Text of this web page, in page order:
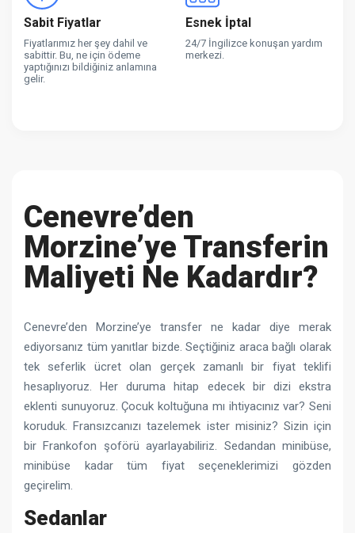
Sabit Fiyatlar
Fiyatlarımız her şey dahil ve
sabittir. Bu, ne için ödeme
yaptığınızı bildiğiniz anlamına
gelir.
Esnek İptal
24/7 İngilizce konuşan yardım
merkezi.
Cenevre’den
Morzine’ye Transferin
Maliyeti Ne Kadardır?
Cenevre’den Morzine’ye transfer ne kadar diye merak
ediyorsanız tüm yanıtlar bizde. Seçtiğiniz araca bağlı olarak
tek seferlik ücret olan gerçek zamanlı bir fiyat teklifi
hesaplıyoruz. Her duruma hitap edecek bir dizi ekstra
eklenti sunuyoruz. Çocuk koltuğuna mı ihtiyacınız var? Seni
koruduk. Fransızcanızı tazelemek ister misiniz? Sizin için
bir Frankofon şoförü ayarlayabiliriz. Sedandan minibüse,
minibüse kadar tüm fiyat seçeneklerimizi gözden
geçirelim.
Sedanlar